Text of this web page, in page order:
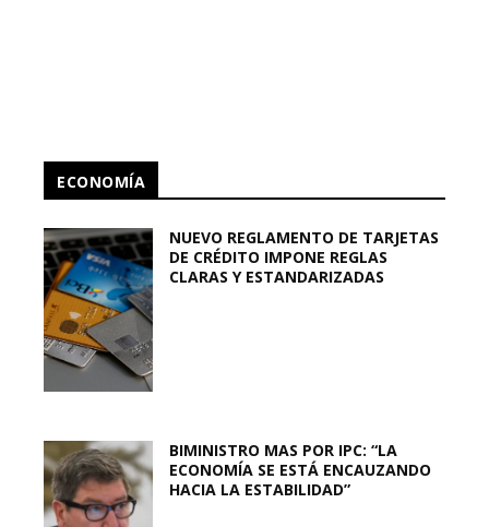
ECONOMÍA
NUEVO REGLAMENTO DE TARJETAS
DE CRÉDITO IMPONE REGLAS
CLARAS Y ESTANDARIZADAS
BIMINISTRO MAS POR IPC: “LA
ECONOMÍA SE ESTÁ ENCAUZANDO
HACIA LA ESTABILIDAD”